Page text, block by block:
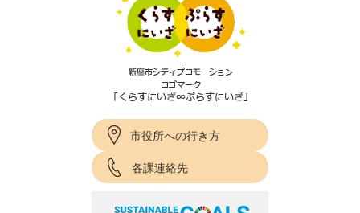
市役所への行き方
各課連絡先